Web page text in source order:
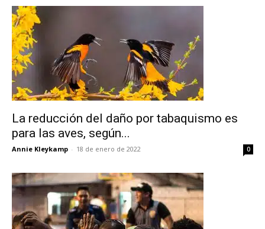
La reducción del daño por tabaquismo es
para las aves, según...
Annie Kleykamp - 18 de enero de 2022 0